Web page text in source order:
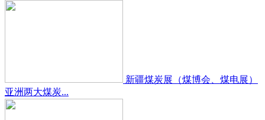
新疆煤炭展（煤博会、煤电展）
亚洲两大煤炭...